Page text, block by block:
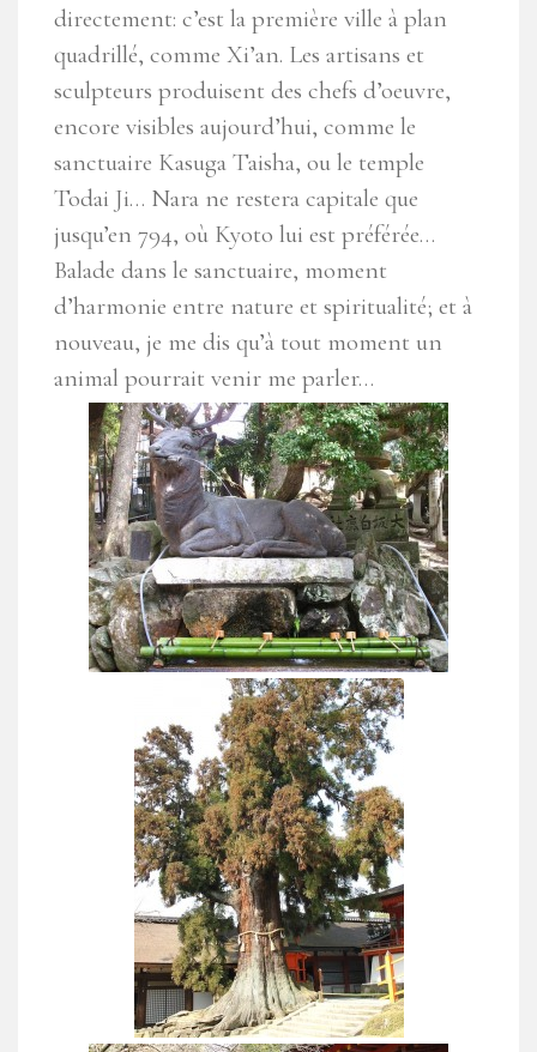
directement: c’est la première ville à plan
quadrillé, comme Xi’an. Les artisans et
sculpteurs produisent des chefs d’oeuvre,
encore visibles aujourd’hui, comme le
sanctuaire Kasuga Taisha, ou le temple
Todai Ji… Nara ne restera capitale que
jusqu’en 794, où Kyoto lui est préférée…
Balade dans le sanctuaire, moment
d’harmonie entre nature et spiritualité; et à
nouveau, je me dis qu’à tout moment un
animal pourrait venir me parler…